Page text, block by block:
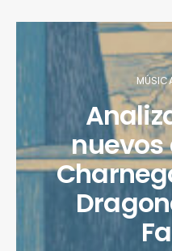
nuevos